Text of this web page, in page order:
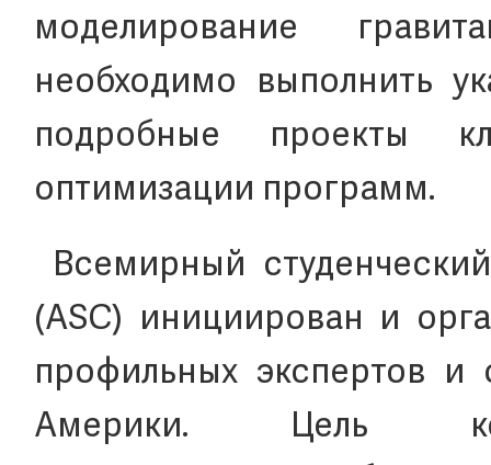
моделирование
необходимо выполнить
подробные проекты
оптимизации программ.
Всемирный
(ASC) инициирован и
профильных экспертов
Америки. Цель